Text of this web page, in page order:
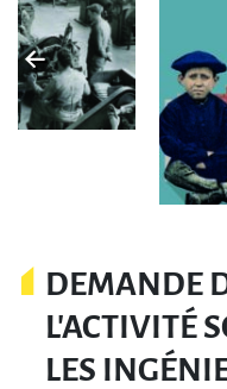
image précédente
DEMANDE
L'ACTIVITÉ
LES